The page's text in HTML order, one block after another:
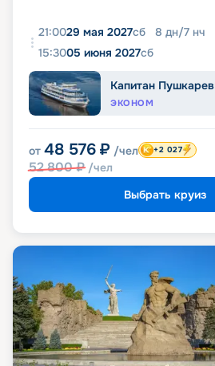
21:0029 мая 2027сб 8 дн/7 нч
15:3005 июня 2027сб
Капитан Пушкарев
ЭКОНОМ
от 48 576 ₽ /чел
52 800₽ /чел
+2 027
Выбрать круиз